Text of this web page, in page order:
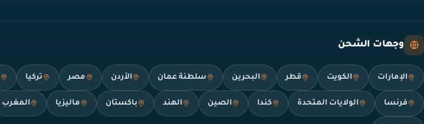
وجهات الشحن
الإمارات الكويت قطر البحرين سلطنة عمان الأردن مصر تركيا
فرنسا الولايات المتحدة كندا الصين الهند باكستان ماليزيا المغرب